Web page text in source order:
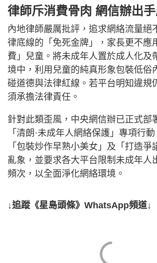
律師斥消費骨肉 網信辦出
內地律師嚴厲批評，追求網絡流量絕
律底線的「免死金牌」，家長更不應
費」兒童。將未成年人置於成人化及
境中，利用兒童的純真形象包裝低俗
碰道德與法律紅線。若平台明知違規
須承擔法律責任。
針對此類歪風，中央網信辦已正式部
「清朗·未成年人網絡保護」專項行
「包裝炒作早熟小美女」及「打造爭
亂象，並要求各大平台限制未成年人
頻次，以全面淨化網絡環境。
↓追蹤《星島頭條》WhatsApp頻道↓